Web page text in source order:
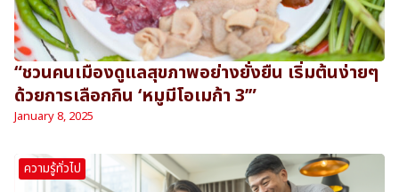
“ชวนคนเมืองดูแลสุขภาพอย่างยั่งยืน เริ่มต้นง่ายๆ
ด้วยการเลือกกิน ‘หมูมีโอเมก้า 3’”
January 8, 2025
ความรู้ทั่วไป